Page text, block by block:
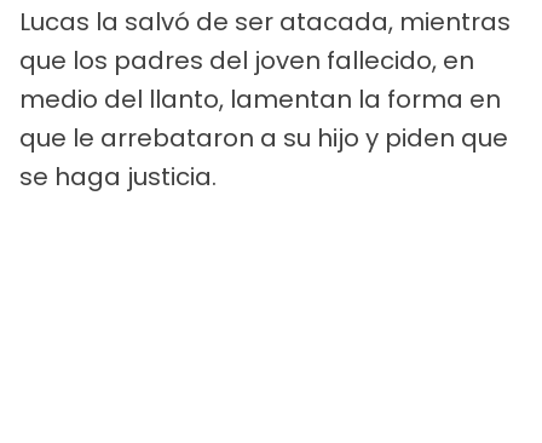
Lucas la salvó de ser atacada, mientras
que los padres del joven fallecido, en
medio del llanto, lamentan la forma en
que le arrebataron a su hijo y piden que
se haga justicia.